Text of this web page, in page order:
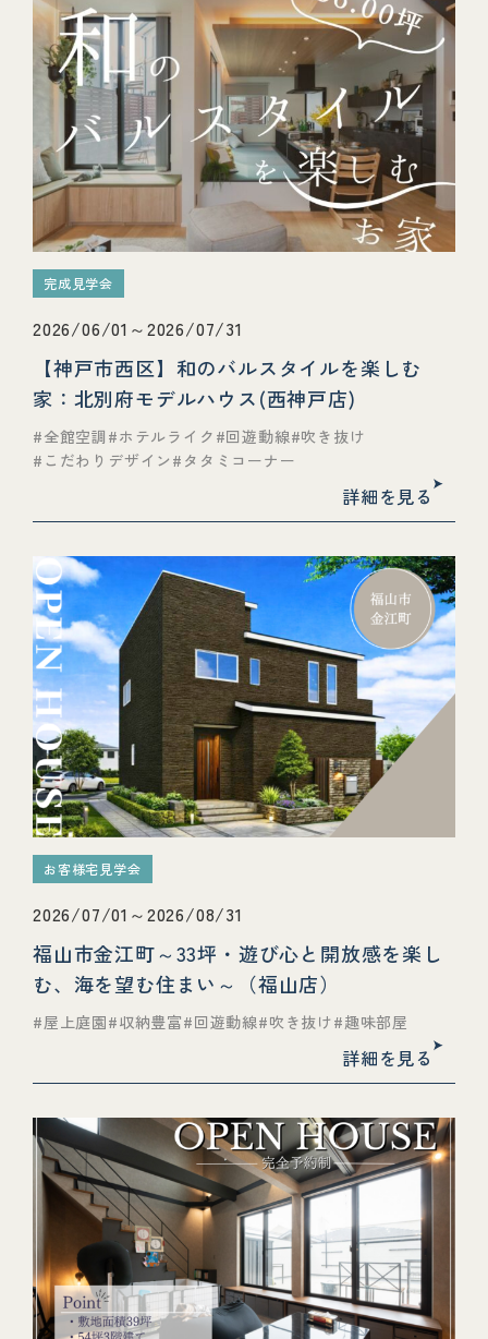
完成見学会
2026/06/01～2026/07/31
【神戸市西区】和のバルスタイルを楽しむ
家：北別府モデルハウス(西神戸店)
全館空調 ホテルライク 回遊動線 吹き抜け
こだわりデザイン
タタミコーナー
詳細を見る
お客様宅見学会
2026/07/01～2026/08/31
福山市金江町～33坪・遊び心と開放感を楽し
む、海を望む住まい～（福山店）
屋上庭園 収納豊富 回遊動線 吹き抜け 趣味部屋
詳細を見る